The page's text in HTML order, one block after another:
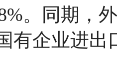
。同期，
有企业进出